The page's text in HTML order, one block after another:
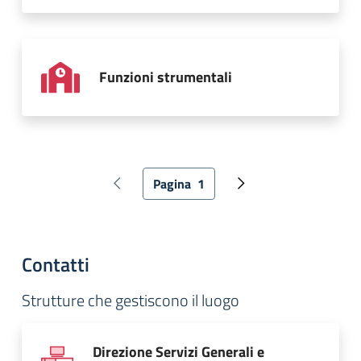
Funzioni strumentali
Paginazione
Pagina precedente
Pagina attuale
Pagina 1 Pagina successiva
Contatti
Strutture che gestiscono il luogo
Direzione Servizi Generali e